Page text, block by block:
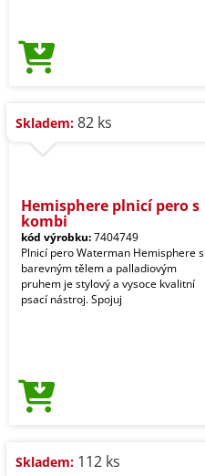
Skladem: 82 ks
Hemisphere plnicí pero s
kombi
kód výrobku:7404749
Plnicí pero Waterman Hemisphere s
barevným tělem a palladiovým
pruhem je stylový a vysoce kvalitní
psací nástroj. Spojuj
Skladem: 112 ks